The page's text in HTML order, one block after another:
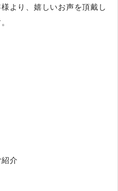
より、嬉しいお声を頂戴し
介